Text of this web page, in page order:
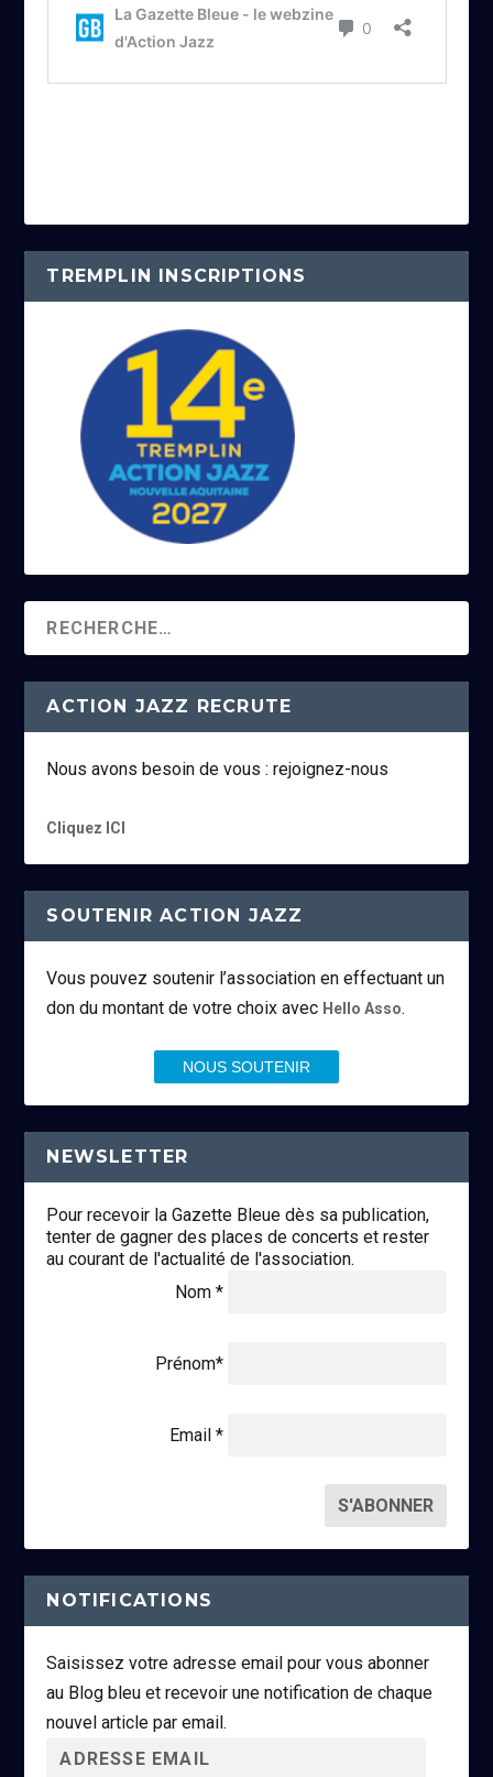
TREMPLIN INSCRIPTIONS
ACTION JAZZ RECRUTE
Nous avons besoin de vous : rejoignez-nous
Cliquez ICI
SOUTENIR ACTION JAZZ
Vous pouvez soutenir l’association en effectuant un
don du montant de votre choix avec Hello Asso.
NOUS SOUTENIR
NEWSLETTER
Pour recevoir la Gazette Bleue dès sa publication,
tenter de gagner des places de concerts et rester
au courant de l'actualité de l'association.
Nom *
Prénom*
Email *
NOTIFICATIONS
Saisissez votre adresse email pour vous abonner
au Blog bleu et recevoir une notification de chaque
nouvel article par email.